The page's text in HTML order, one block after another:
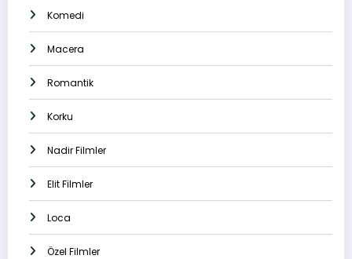
Komedi
Macera
Romantik
Korku
Nadir Filmler
Elit Filmler
Loca
Özel Filmler